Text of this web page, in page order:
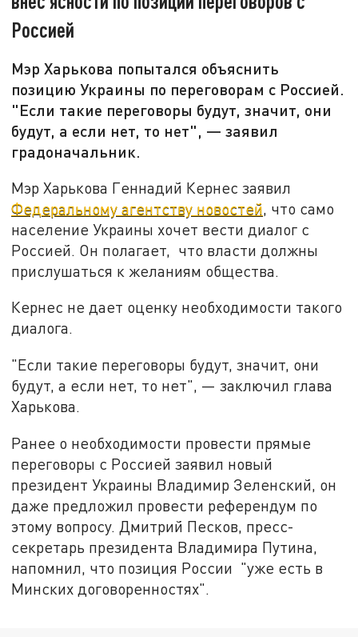
Россией
Мэр Харькова попытался объяснить
позицию Украины по переговорам с Россией.
"Если такие переговоры будут, значит, они
будут, а если нет, то нет", — заявил
градоначальник.
Мэр Харькова Геннадий Кернес заявил
Федеральному агентству новостей, что само
население Украины хочет вести диалог с
Россией. Он полагает, что власти должны
прислушаться к желаниям общества.
Кернес не дает оценку необходимости такого
диалога.
"Если такие переговоры будут, значит, они
будут, а если нет, то нет", — заключил глава
Харькова.
Ранее о необходимости провести прямые
переговоры с Россией заявил новый
президент Украины Владимир Зеленский, он
даже предложил провести референдум по
этому вопросу. Дмитрий Песков, пресс-
секретарь президента Владимира Путина,
напомнил, что позиция России "уже есть в
Минских договоренностях".